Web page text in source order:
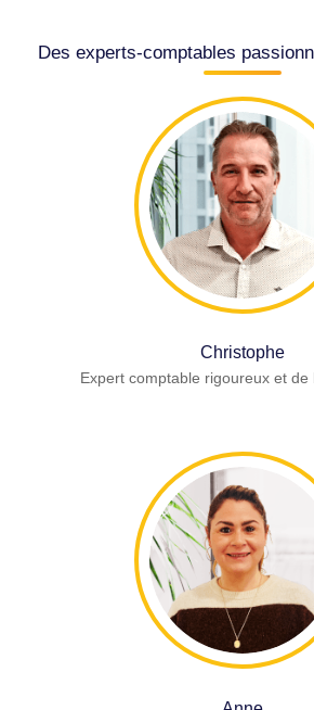
Des experts-comptables
Christophe
Expert comptable rigoureux et de